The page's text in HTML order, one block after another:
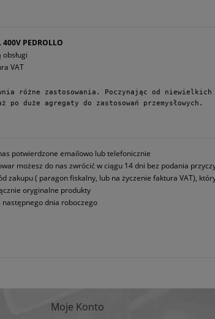
PEDROLLO
VAT
różne zastosowania. Poczynając od niewielkich
duże agregaty do zastosowań przemysłowych.
potwierdzone emailowo lub telefonicznie
możesz do nas zwrócić w ciągu 14 dni bez podania
zakupu ( paragon fiskalny, lub na życzenie faktura VAT),
oryginalne produkty
dnia roboczego
Moje Konto